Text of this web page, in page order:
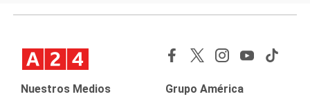
Nuestros Medios Grupo América